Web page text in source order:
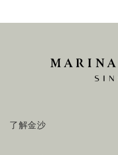
了解金沙